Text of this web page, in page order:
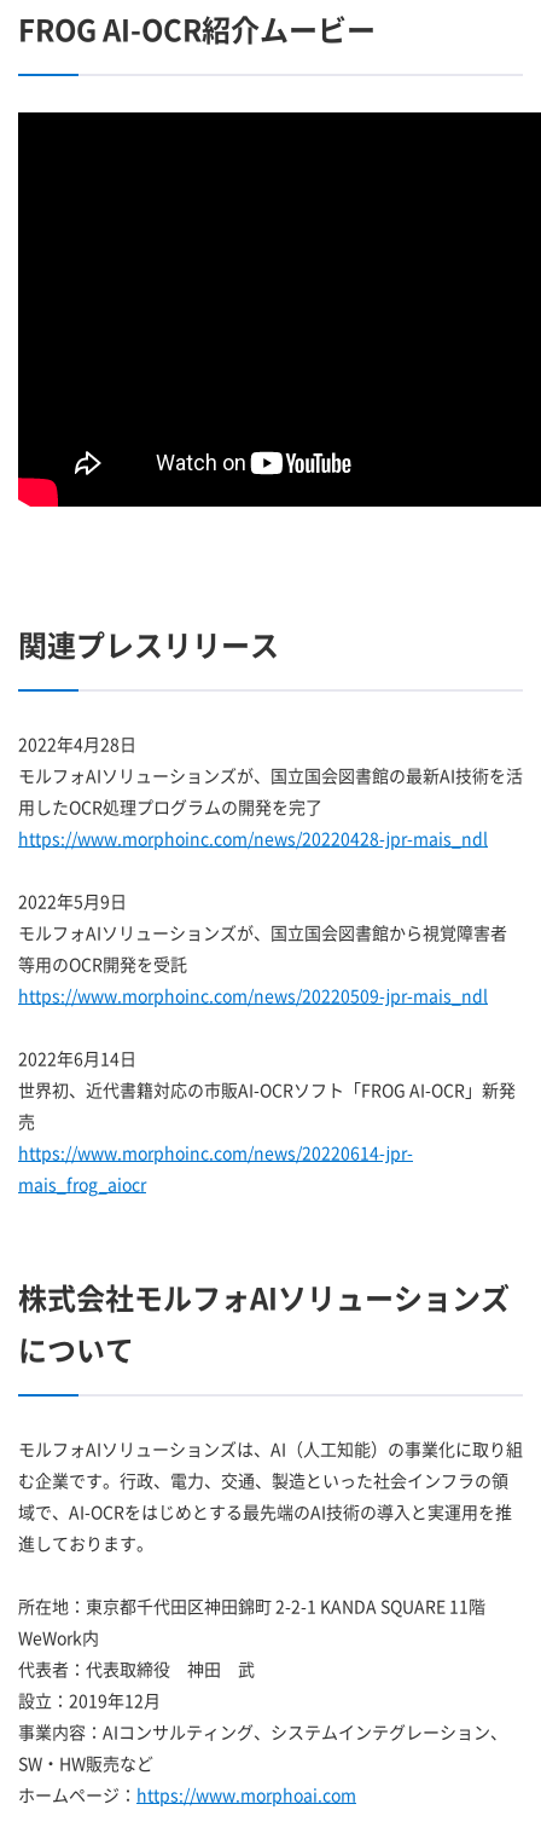
FROG AI-OCR紹介ムービー
関連プレスリリース
2022年4月28日
モルフォAIソリューションズが、国立国会図書館の最新AI技術を活
用したOCR処理プログラムの開発を完了
https://www.morphoinc.com/news/20220428-jpr-mais_ndl
2022年5月9日
モルフォAIソリューションズが、国立国会図書館から視覚障害者
等用のOCR開発を受託
https://www.morphoinc.com/news/20220509-jpr-mais_ndl
2022年6月14日
世界初、近代書籍対応の市販AI-OCRソフト「FROG AI-OCR」新発
売
https://www.morphoinc.com/news/20220614-jpr-
mais_frog_aiocr
株式会社モルフォAIソリューションズ
について
モルフォAIソリューションズは、AI（人工知能）の事業化に取り組
む企業です。行政、電力、交通、製造といった社会インフラの領
域で、AI-OCRをはじめとする最先端のAI技術の導入と実運用を推
進しております。
所在地：東京都千代田区神田錦町 2-2-1 KANDA SQUARE 11階
WeWork内
代表者：代表取締役 神田 武
設立：2019年12月
事業内容：AIコンサルティング、システムインテグレーション、
SW・HW販売など
ホームページ： https://www.morphoai.com